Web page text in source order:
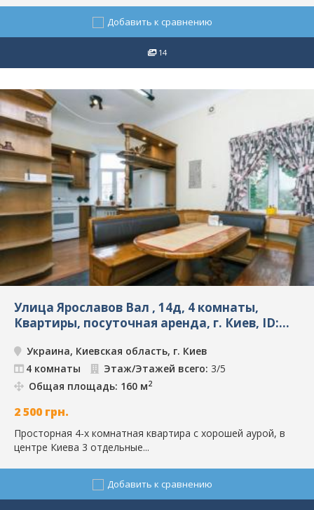
Добавить к сравнению
14
Улица Ярославов Вал , 14д, 4 комнаты,
Квартиры, посуточная аренда, г. Киев, ID:
Украина, Киевская область, г. Киев
4 комнаты
Этаж/Этажей всего: 3/5
Общая площадь: 160 м2
2 500 грн.
Просторная 4-х комнатная квартира с хорошей аурой, в
центре Киева 3 отдельные...
Добавить к сравнению